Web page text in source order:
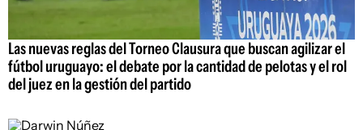
Las nuevas reglas del Torneo Clausura que buscan agilizar el
fútbol uruguayo: el debate por la cantidad de pelotas y el rol
del juez en la gestión del partido